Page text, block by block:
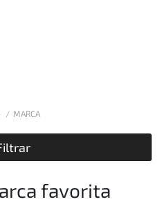
MARCA
favorita